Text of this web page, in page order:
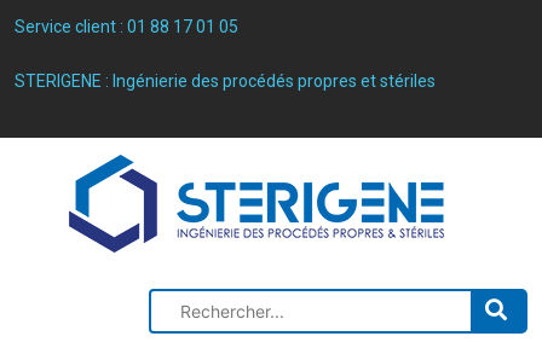
Service client : 01 88 17 01 05
STERIGENE : Ingénierie des procédés propres et stériles